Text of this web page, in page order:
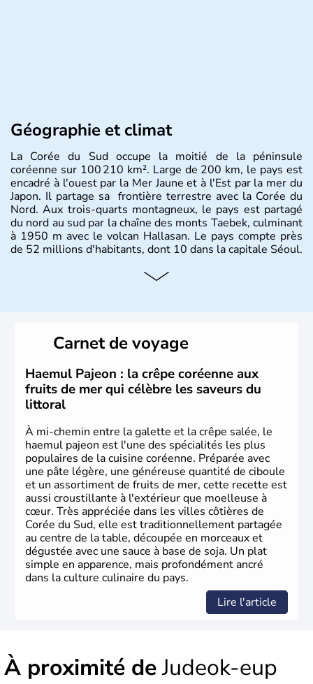
Géographie et climat
La Corée du Sud occupe la moitié de la péninsule
coréenne sur 100 210 km². Large de 200 km, le pays est
encadré à l'ouest par la Mer Jaune et à l'Est par la mer du
Japon. Il partage sa frontière terrestre avec la Corée du
Nord. Aux trois-quarts montagneux, le pays est partagé
du nord au sud par la chaîne des monts Taebek, culminant
à 1950 m avec le volcan Hallasan. Le pays compte près
de 52 millions d'habitants, dont 10 dans la capitale Séoul.
Histoire et administration
christianisme et le bouddhisme en sont les deux
principales religions. Ce pays partage sa culture avec la
Corée du Nord. Les Jeux Olympiques s’y sont déroulés en
1988, de même que la Coupe du Monde de football en
2002, en collaboration avec le Japon.
Carnet de voyage
Haemul Pajeon : la crêpe coréenne aux
fruits de mer qui célèbre les saveurs du
littoral
À mi-chemin entre la galette et la crêpe salée, le
haemul pajeon est l'une des spécialités les plus
populaires de la cuisine coréenne. Préparée avec
une pâte légère, une généreuse quantité de ciboule
et un assortiment de fruits de mer, cette recette est
aussi croustillante à l'extérieur que moelleuse à
cœur. Très appréciée dans les villes côtières de
Corée du Sud, elle est traditionnellement partagée
au centre de la table, découpée en morceaux et
dégustée avec une sauce à base de soja. Un plat
simple en apparence, mais profondément ancré
dans la culture culinaire du pays.
Lire l'article
À proximité deJudeok-eup